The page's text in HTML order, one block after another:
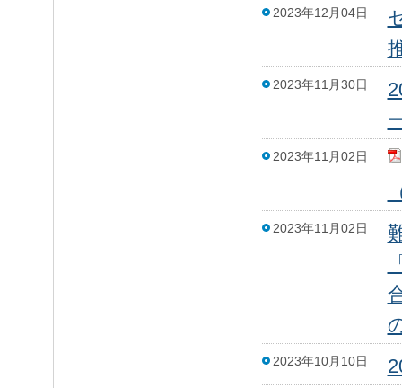
2023年12月04日
2023年11月30日
2023年11月02日
2023年11月02日
2023年10月10日